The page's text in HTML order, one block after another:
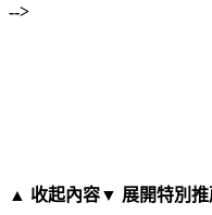
-->
▲ 收起內容▼ 展開特別推